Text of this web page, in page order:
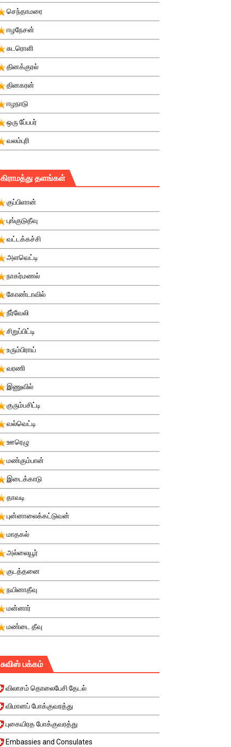
செந்தாமரை
ஈழநேசன்
சுடரொளி
தினக்குரல்
தினகரன்
ஈழநாடு
ஒரு பே்பபர்
வலம்புரி
கிராமத்து தளங்கள்
குப்பிளான்
புங்குடுதீவு
வட்டக்கச்சி
அளவெட்டி
நாகர்மணல்
கோண்டாவில்
நீர்வேலி
சிறுப்பிட்டி
உரும்பிராய்
வரணி
இணுவில்
குரும்பசிட்டி
வல்வெட்டி
ஊரெழு
மண்கும்பான்
இடைக்காடு
தாவடி
புன்னாலைக்கட்டுவன்
மாதகல்
அல்லையூர்
குடத்தனை
நயினாதீவு
மன்னார்
மண்டை தீவு
சுவிஸ் பக்கம்
விலாசம் தொலைபேசி தேடல்
விமானப் போக்குவரத்து
புகையிரத போக்குவரத்து
Embassies and Consulates